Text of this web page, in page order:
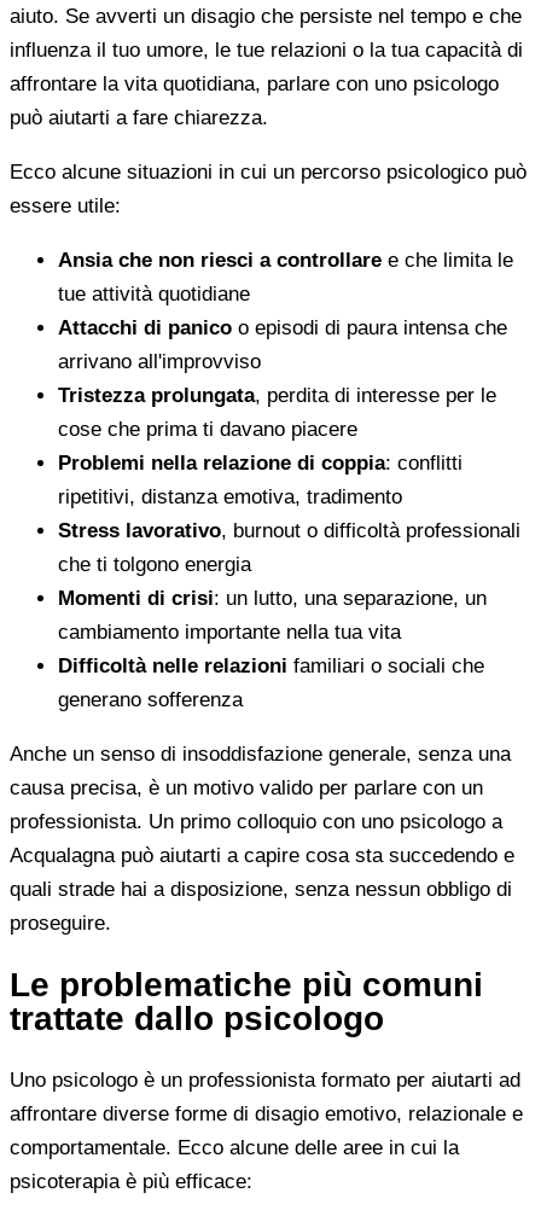
aiuto. Se avverti un disagio che persiste nel tempo e che
influenza il tuo umore, le tue relazioni o la tua capacità di
affrontare la vita quotidiana, parlare con uno psicologo
può aiutarti a fare chiarezza.
Ecco alcune situazioni in cui un percorso psicologico può
essere utile:
Ansia che non riesci a controllare e che limita le
tue attività quotidiane
Attacchi di panico o episodi di paura intensa che
arrivano all'improvviso
Tristezza prolungata, perdita di interesse per le
cose che prima ti davano piacere
Problemi nella relazione di coppia: conflitti
ripetitivi, distanza emotiva, tradimento
Stress lavorativo, burnout o difficoltà professionali
che ti tolgono energia
Momenti di crisi: un lutto, una separazione, un
cambiamento importante nella tua vita
Difficoltà nelle relazioni familiari o sociali che
generano sofferenza
Anche un senso di insoddisfazione generale, senza una
causa precisa, è un motivo valido per parlare con un
professionista. Un primo colloquio con uno psicologo a
Acqualagna può aiutarti a capire cosa sta succedendo e
quali strade hai a disposizione, senza nessun obbligo di
proseguire.
Le problematiche più comuni
trattate dallo psicologo
Uno psicologo è un professionista formato per aiutarti ad
affrontare diverse forme di disagio emotivo, relazionale e
comportamentale. Ecco alcune delle aree in cui la
psicoterapia è più efficace: